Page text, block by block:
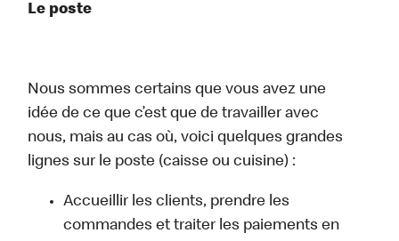
Le poste
Nous sommes certains que vous avez une
idée de ce que c’est que de travailler avec
nous, mais au cas où, voici quelques grandes
lignes sur le poste (caisse ou cuisine) :
Accueillir les clients, prendre les
commandes et traiter les paiements en